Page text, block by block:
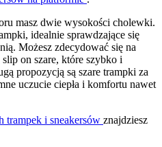
masz dwie wysokości cholewki.
idealnie sprawdzające się
Możesz zdecydować się na
on szare, które szybko i
propozycją są szare trampki za
uczucie ciepła i komfortu nawet
trampek i sneakersów znajdziesz